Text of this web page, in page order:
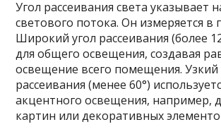
Угол рассеивания света указывает
светового потока. Он измеряется в
Широкий угол рассеивания (более
для общего освещения, создавая
освещение всего помещения. Узкий
рассеивания (менее 60°)
акцентного освещения, например,
картин или декоративных